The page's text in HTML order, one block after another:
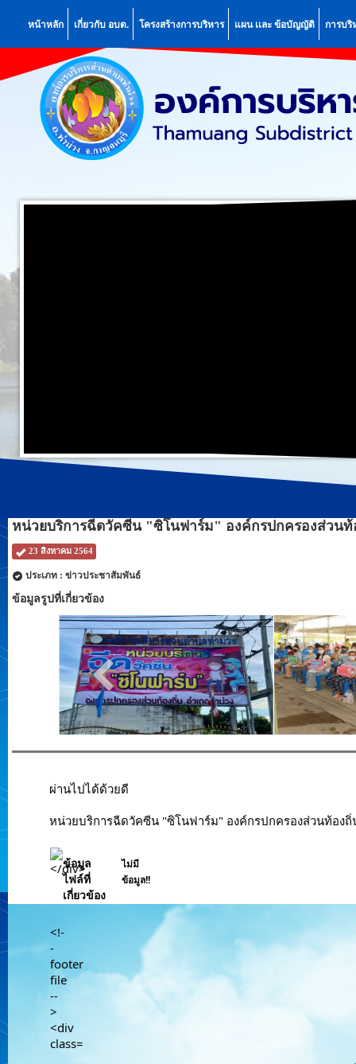
หน้าหลัก เกี่ยวกับ อบต. โครงสร้างการบริหาร แผน เเละ ข้อบัญญัติ การบริ
หน่วยบริการฉีดวัคซีน​ "ซิโนฟาร์ม" องค์กรปกครองส่วนท้
23 สิงหาคม 2564
ประเภท : ข่าวประชาสัมพันธ์
ข้อมูลรูปที่เกี่ยวข้อง
	ผ่านไปได้ด้วยดี
หน่วยบริการฉีดวัคซีน​ "ซิโนฟาร์ม" องค์กรปกครองส่วนท้องถิ่
ข้อมูล
ไฟล์ที่
เกี่ยวข้อง
ไม่มี
ข้อมูล!!